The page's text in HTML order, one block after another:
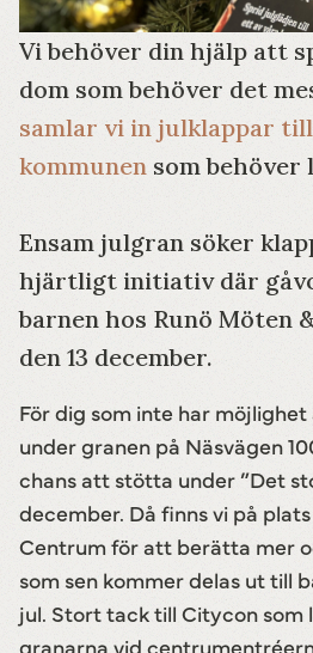
Vi behöver din hjälp att
dom som behöver det
samlar vi in julklappar
kommunen som
Ensam julgran söker
hjärtligt initiativ där
barnen hos Runö Möten
den 13 december.
För dig som inte har
under granen på Näsvägen
chans att stötta under ”Det
december. Då finns vi på
Centrum för att berätta mer
som sen kommer delas ut till
jul. Stort tack till Citycon som
granarna vid